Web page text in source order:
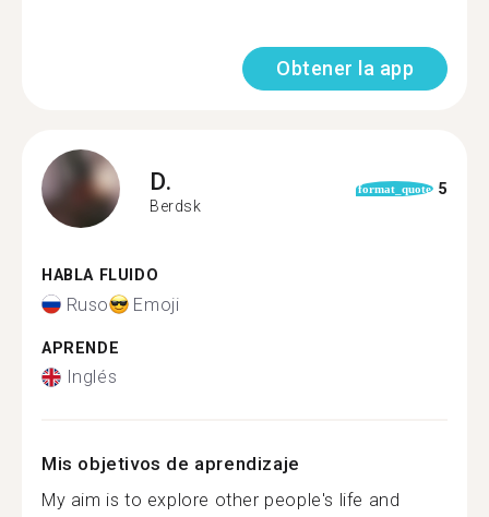
Obtener la app
D.
Berdsk
format_quote 5
HABLA FLUIDO
Ruso Emoji
APRENDE
Inglés
Mis objetivos de aprendizaje
My aim is to explore other people's life and